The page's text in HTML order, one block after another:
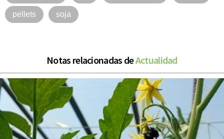
pellets soja
Notas relacionadas deActualidad